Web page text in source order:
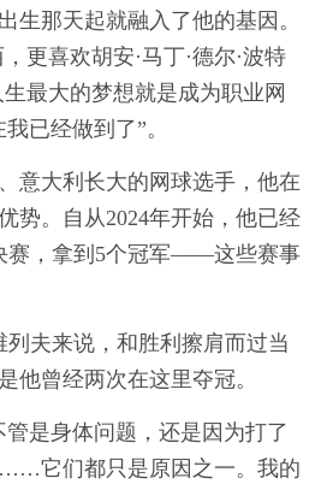
生那天起就融入了他的基因。
更喜欢胡安·马丁·德尔·波特
最大的梦想就是成为职业网
已经做到了”。
意大利长大的网球选手，他在
势。自从2024年开始，他已经
赛，拿到5个冠军——这些赛事
列夫来说，和胜利擦肩而过当
他曾经两次在这里夺冠。
管是身体问题，还是因为打了
它们都只是原因之一。我的